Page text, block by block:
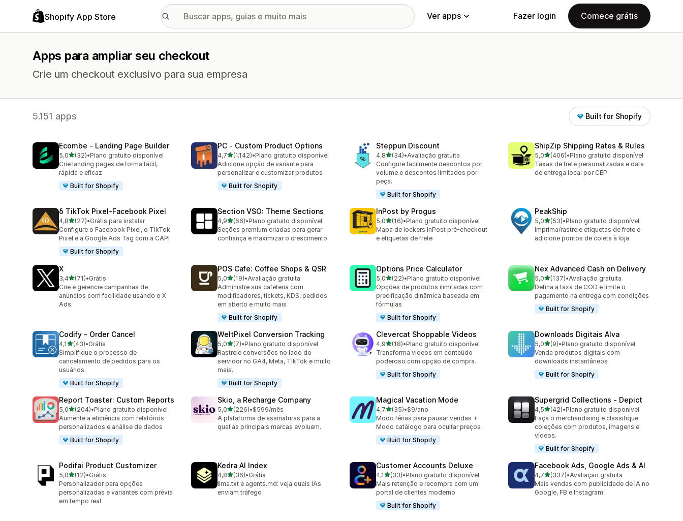
Shopify App Store Ver apps Fazer login Comece grátis
Apps para ampliar seu checkout
Crie um checkout exclusivo para sua empresa
5.151 apps Built for Shopify
Ecombe ‑ Landing Page Builder
5,0de 5 estrelas
(32)
32 avaliações ao todo
•Plano gratuito disponível
Crie landing pages de forma fácil,
rápida e eficaz
Built for Shopify
PC ‑ Custom Product Options
4,7de 5 estrelas
(1.142)
1142 avaliações ao todo
•Plano gratuito disponível
Adicione opção de variante para
personalizar e customizar produtos
Built for Shopify
Steppun Discount
4,8de 5 estrelas
(34)
34 avaliações ao todo
•Avaliação gratuita
Configure facilmente descontos por
volume e descontos limitados por
peça.
Built for Shopify
ShipZip Shipping Rates & Rules
5,0de 5 estrelas
(406)
406 avaliações ao todo
•Plano gratuito disponível
Taxas de frete personalizadas e data
de entrega local por CEP.
δ TikTok Pixel‑Facebook Pixel
4,8de 5 estrelas
(27)
27 avaliações ao todo
•Grátis para instalar
Configure o Facebook Pixel, o TikTok
Pixel e a Google Ads Tag com a CAPI
Built for Shopify
Section VSO: Theme Sections
4,9de 5 estrelas
(66)
66 avaliações ao todo
•Plano gratuito disponível
Seções premium criadas para gerar
confiança e maximizar o crescimento
InPost by Progus
5,0de 5 estrelas
(16)
16 avaliações ao todo
•Plano gratuito disponível
Mapa de lockers InPost pré-checkout
e etiquetas de frete
PeakShip
5,0de 5 estrelas
(53)
53 avaliações ao todo
•Plano gratuito disponível
Imprima/rastreie etiquetas de frete e
adicione pontos de coleta à loja
X
3,4de 5 estrelas
(71)
71 avaliações ao todo
•Grátis
Crie e gerencie campanhas de
anúncios com facilidade usando o X
Ads.
POS Cafe: Coffee Shops & QSR
5,0de 5 estrelas
(19)
19 avaliações ao todo
•Avaliação gratuita
Administre sua cafeteria com
modificadores, tickets, KDS, pedidos
em aberto e muito mais
Built for Shopify
Options Price Calculator
5,0de 5 estrelas
(22)
22 avaliações ao todo
•Plano gratuito disponível
Opções de produtos ilimitadas com
precificação dinâmica baseada em
fórmulas
Built for Shopify
Nex Advanced Cash on Delivery
5,0de 5 estrelas
(137)
137 avaliações ao todo
•Avaliação gratuita
Defina a taxa de COD e limite o
pagamento na entrega com condições
Built for Shopify
Codify ‑ Order Cancel
4,1de 5 estrelas
(43)
43 avaliações ao todo
•Grátis
Simplifique o processo de
cancelamento de pedidos para os
usuários.
Built for Shopify
WeltPixel Conversion Tracking
5,0de 5 estrelas
(7)
7 avaliações ao todo
•Plano gratuito disponível
Rastreie conversões no lado do
servidor no GA4, Meta, TikTok e muito
mais.
Built for Shopify
Clevercat Shoppable Videos
4,9de 5 estrelas
(18)
18 avaliações ao todo
•Plano gratuito disponível
Transforma vídeos em conteúdo
poderoso com opção de compra.
Built for Shopify
Downloads Digitais Alva
5,0de 5 estrelas
(9)
9 avaliações ao todo
•Plano gratuito disponível
Venda produtos digitais com
downloads instantâneos
Built for Shopify
Report Toaster: Custom Reports
5,0de 5 estrelas
(204)
204 avaliações ao todo
•Plano gratuito disponível
Aumente a eficiência com relatórios
personalizados e análise de dados
Built for Shopify
Skio, a Recharge Company
5,0de 5 estrelas
(226)
226 avaliações ao todo
•$599/mês
A plataforma de assinaturas para a
qual as principais marcas evoluem.
Magical Vacation Mode
4,7de 5 estrelas
(35)
35 avaliações ao todo
•$9/ano
Modo férias para pausar vendas +
Modo catálogo para ocultar preços
Built for Shopify
Supergrid Collections ‑ Depict
4,5de 5 estrelas
(42)
42 avaliações ao todo
•Plano gratuito disponível
Faça o merchandising e classifique
coleções com produtos, imagens e
vídeos.
Built for Shopify
Podifai Product Customizer
5,0de 5 estrelas
(12)
12 avaliações ao todo
•Grátis
Personalizador para opções
personalizadas e variantes com prévia
em tempo real
Kedra AI Index
4,8de 5 estrelas
(36)
36 avaliações ao todo
•Grátis
llms.txt e agents.md: veja quais IAs
enviam tráfego
Customer Accounts Deluxe
4,1de 5 estrelas
(33)
33 avaliações ao todo
•Plano gratuito disponível
Mais retenção e recompra com um
portal de clientes moderno
Built for Shopify
Facebook Ads, Google Ads & AI
4,7de 5 estrelas
(337)
337 avaliações ao todo
•Avaliação gratuita
Mais vendas com publicidade de IA no
Google, FB e Instagram